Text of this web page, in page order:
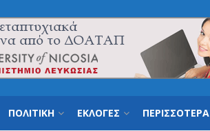
ΠΟΛΙΤΙΚΗ ΕΚΛΟΓΕΣ ΠΕΡΙΣΣΟΤΕΡΑ